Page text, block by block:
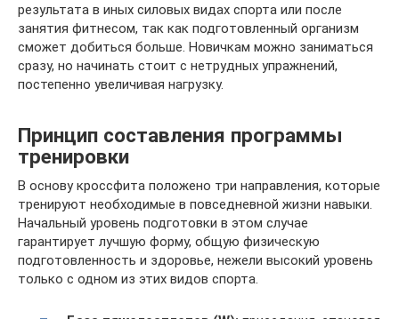
результата в иных силовых видах спорта или после
занятия фитнесом, так как подготовленный организм
сможет добиться больше. Новичкам можно заниматься
сразу, но начинать стоит с нетрудных упражнений,
постепенно увеличивая нагрузку.
Принцип составления программы
тренировки
В основу кроссфита положено три направления, которые
тренируют необходимые в повседневной жизни навыки.
Начальный уровень подготовки в этом случае
гарантирует лучшую форму, общую физическую
подготовленность и здоровье, нежели высокий уровень
только с одном из этих видов спорта.